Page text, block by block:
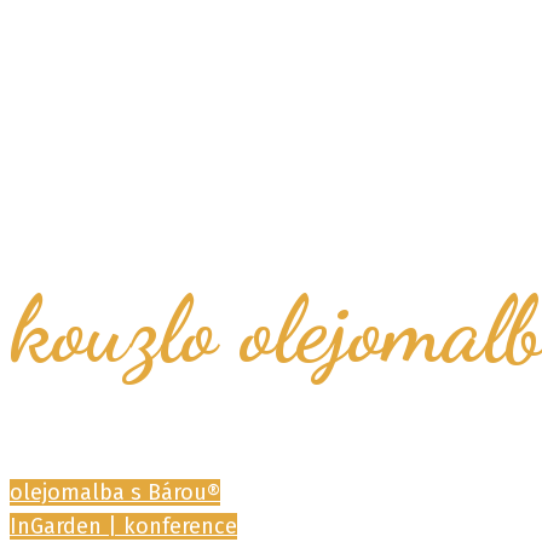
kouzlo
olejomalba s Bárou®
InGarden | konference